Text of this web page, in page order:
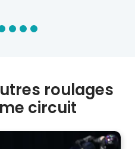
roulages
circuit